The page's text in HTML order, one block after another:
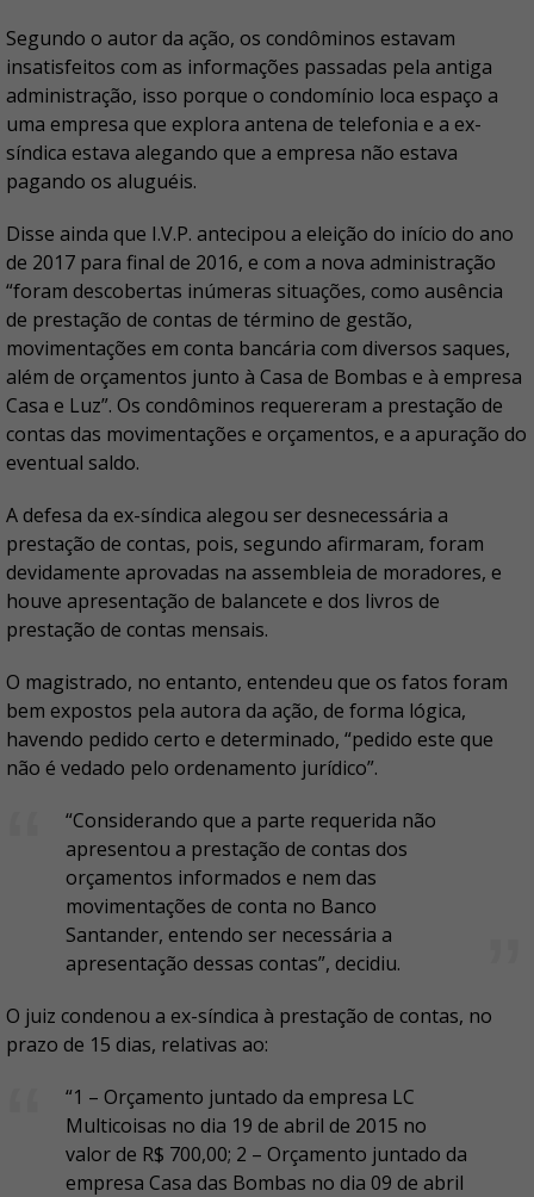
Segundo o autor da ação, os condôminos estavam
insatisfeitos com as informações passadas pela antiga
administração, isso porque o condomínio loca espaço a
uma empresa que explora antena de telefonia e a ex-
síndica estava alegando que a empresa não estava
pagando os aluguéis.
Disse ainda que I.V.P. antecipou a eleição do início do ano
de 2017 para final de 2016, e com a nova administração
“foram descobertas inúmeras situações, como ausência
de prestação de contas de término de gestão,
movimentações em conta bancária com diversos saques,
além de orçamentos junto à Casa de Bombas e à empresa
Casa e Luz”. Os condôminos requereram a prestação de
contas das movimentações e orçamentos, e a apuração do
eventual saldo.
A defesa da ex-síndica alegou ser desnecessária a
prestação de contas, pois, segundo afirmaram, foram
devidamente aprovadas na assembleia de moradores, e
houve apresentação de balancete e dos livros de
prestação de contas mensais.
O magistrado, no entanto, entendeu que os fatos foram
bem expostos pela autora da ação, de forma lógica,
havendo pedido certo e determinado, “pedido este que
não é vedado pelo ordenamento jurídico”.
“Considerando que a parte requerida não
apresentou a prestação de contas dos
orçamentos informados e nem das
movimentações de conta no Banco
Santander, entendo ser necessária a
apresentação dessas contas”, decidiu.
O juiz condenou a ex-síndica à prestação de contas, no
prazo de 15 dias, relativas ao:
“1 – Orçamento juntado da empresa LC
Multicoisas no dia 19 de abril de 2015 no
valor de R$ 700,00; 2 – Orçamento juntado da
empresa Casa das Bombas no dia 09 de abril